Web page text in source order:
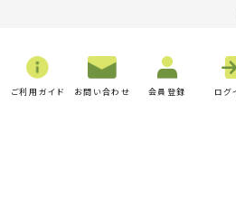
ご利用ガイド お問い合わせ 会員登録 ログ